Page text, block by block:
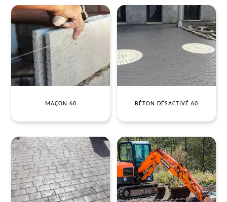
MAÇON 60 BÉTON DÉSACTIVÉ 60